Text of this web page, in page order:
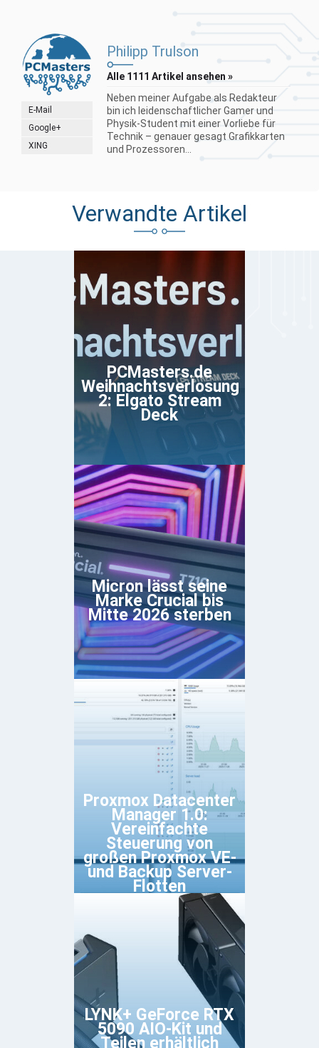
E-Mail
Google+
XING
Philipp Trulson
Alle 1111 Artikel ansehen »
Neben meiner Aufgabe als Redakteur
bin ich leidenschaftlicher Gamer und
Physik-Student mit einer Vorliebe für
Technik – genauer gesagt Grafikkarten
und Prozessoren...
Verwandte Artikel
PCMasters.de
Weihnachtsverlosung
2: Elgato Stream
Deck
Micron lässt seine
Marke Crucial bis
Mitte 2026 sterben
Proxmox Datacenter
Manager 1.0:
Vereinfachte
Steuerung von
großen Proxmox VE-
und Backup Server-
Flotten
LYNK+ GeForce RTX
5090 AIO-Kit und
Teilen erhältlich